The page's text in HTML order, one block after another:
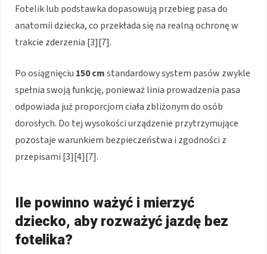
Fotelik lub podstawka dopasowują przebieg pasa do
anatomii dziecka, co przekłada się na realną ochronę w
trakcie zderzenia [3][7].
Po osiągnięciu 150 cmstandardowy system pasów zwykle
spełnia swoją funkcję, ponieważ linia prowadzenia pasa
odpowiada już proporcjom ciała zbliżonym do osób
dorosłych. Do tej wysokości urządzenie przytrzymujące
pozostaje warunkiem bezpieczeństwa i zgodności z
przepisami [3][4][7].
Ile powinno ważyć i mierzyć
dziecko, aby rozważyć jazdę bez
fotelika?